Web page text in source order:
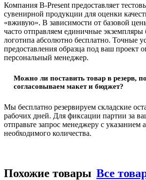
Компания B-Present предоставляет
сувенирной продукции для оценки
«вживую». В зависимости от базовой
часто отправляем единичные экземпляры
логотипа абсолютно бесплатно. Точные
предоставления образца под ваш проект
персональный менеджер.
Можно ли поставить товар в резерв,
согласовываем макет и бюджет?
Мы бесплатно резервируем складские
рабочих дней. Для фиксации партии за
отправьте запрос менеджеру с указанием
необходимого количества.
Похожие товары Все